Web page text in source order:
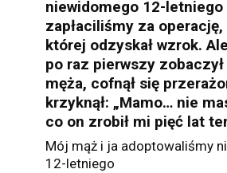
niewidomego 12-letniego
zapłaciliśmy za
której odzyskał wzrok.
po raz pierwszy
męża, cofnął się
krzyknął: „Mamo… nie
co on zrobił mi pięć lat
Mój mąż i ja adoptowaliśmy
12-letniego